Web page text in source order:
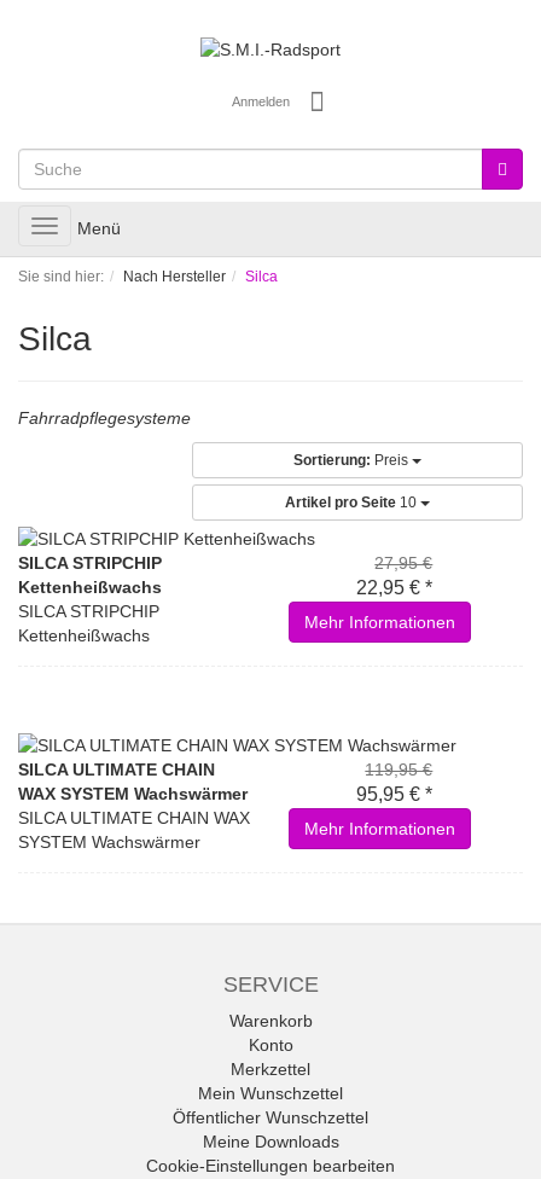
Anmelden
Toggle
navigation
Menü
Sie sind hier: Nach Hersteller Silca
Silca
Fahrradpflegesysteme
Sortierung: Preis
Artikel pro Seite 10
SILCA STRIPCHIP
Kettenheißwachs
SILCA STRIPCHIP
Kettenheißwachs
27,95 €
22,95 € *
Mehr Informationen
SILCA ULTIMATE CHAIN
WAX SYSTEM Wachswärmer
SILCA ULTIMATE CHAIN WAX
SYSTEM Wachswärmer
119,95 €
95,95 € *
Mehr Informationen
SERVICE
Warenkorb
Konto
Merkzettel
Mein Wunschzettel
Öffentlicher Wunschzettel
Meine Downloads
Cookie-Einstellungen bearbeiten